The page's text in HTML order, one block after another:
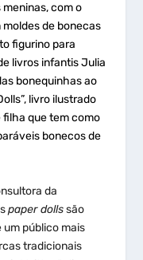
com o
de bonecas
figurino para
livros infantis Julia
bonequinhas ao
livro ilustrado
filha que tem como
bonecos de
da
paper dollssão
público mais
tradicionais